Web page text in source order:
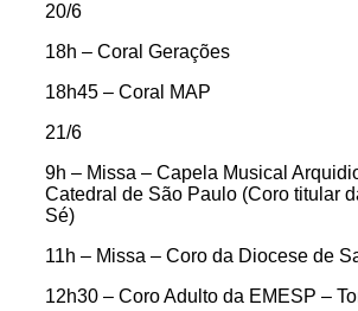
20/6
18h – Coral Gerações
18h45 – Coral MAP
21/6
9h – Missa – Capela Musical
Catedral de São Paulo (Coro titular
Sé)
11h – Missa – Coro da Diocese de
12h30 – Coro Adulto da EMESP –